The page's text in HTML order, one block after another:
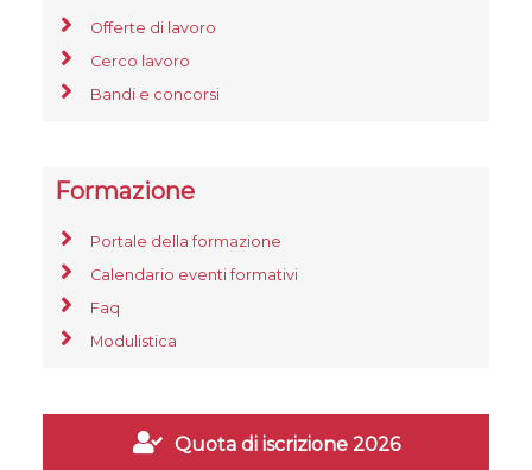
Offerte di lavoro
Cerco lavoro
Bandi e concorsi
Formazione
Portale della formazione
Calendario eventi formativi
Faq
Modulistica
Quota di iscrizione 2026